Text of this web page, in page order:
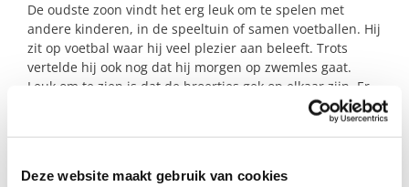
Deze website maakt gebruik van cookies
De oudste zoon vindt het erg leuk om te spelen met
andere kinderen, in de speeltuin of samen voetballen. Hij
zit op voetbal waar hij veel plezier aan beleeft. Trots
vertelde hij ook nog dat hij morgen op zwemles gaat.
Leuk om te zien is dat de broertjes gek op elkaar zijn. Er
Wil jij het leven van dit gezin nog een stukje mooier